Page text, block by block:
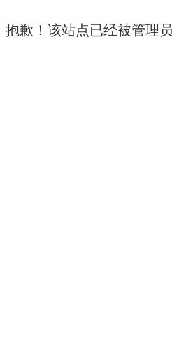
抱歉！该站点已经被管理